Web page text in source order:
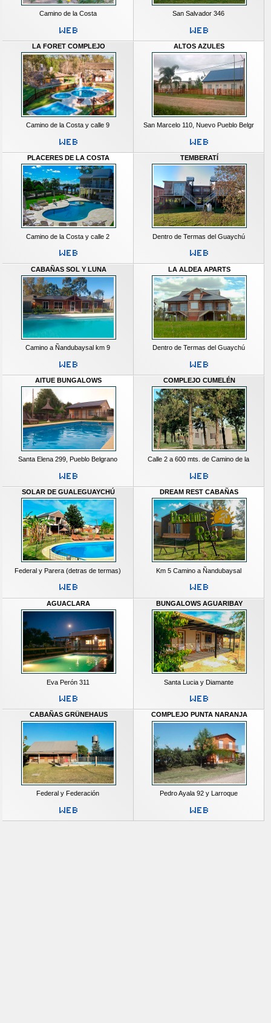
Camino de la Costa San Salvador 346
LA FORET COMPLEJO
Camino de la Costa y calle 9
ALTOS AZULES
San Marcelo 110, Nuevo Pueblo Belgr
PLACERES DE LA COSTA
Camino de la Costa y calle 2
TEMBERATÍ
Dentro de Termas del Guaychú
CABAÑAS SOL Y LUNA
Camino a Ñandubaysal km 9
LA ALDEA APARTS
Dentro de Termas del Guaychú
AITUE BUNGALOWS
Santa Elena 299, Pueblo Belgrano
COMPLEJO CUMELÉN
Calle 2 a 600 mts. de Camino de la
SOLAR DE GUALEGUAYCHÚ
Federal y Parera (detras de termas)
DREAM REST CABAÑAS
Km 5 Camino a Ñandubaysal
AGUACLARA
Eva Perón 311
BUNGALOWS AGUARIBAY
Santa Lucia y Diamante
CABAÑAS GRÜNEHAUS
Federal y Federación
COMPLEJO PUNTA NARANJA
Pedro Ayala 92 y Larroque